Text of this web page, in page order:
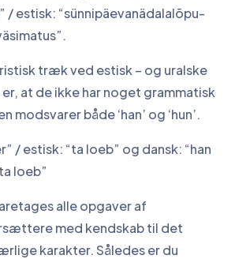
/ estisk: “sünnipäevanädalalõpu­
træk ved estisk – og uralske
at de ikke har noget grammatisk
modsvarer både ‘han’ og ‘hun’.
/ estisk: “ta loeb” og dansk: “han
loeb”
alle opgaver af
med kendskab til det
karakter. Således er du